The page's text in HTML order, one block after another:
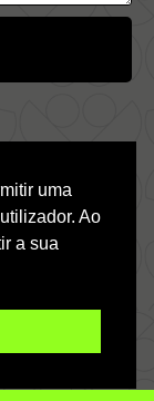
uma
Ao
a sua